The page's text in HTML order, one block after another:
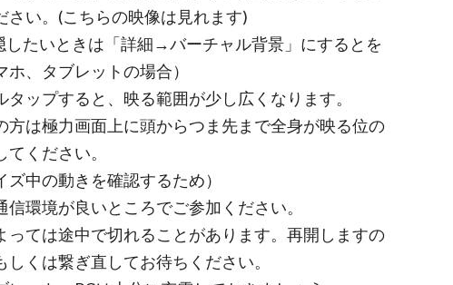
さい。(こちらの映像は見れます)
いときは「詳細→バーチャル背景」にするとを
、タブレットの場合）
プすると、映る範囲が少し広くなります。
は極力画面上に頭からつま先まで全身が映る位の
ください。
中の動きを確認するため）
信環境が良いところでご参加ください。
ては途中で切れることがあります。再開しますの
しくは繋ぎ直してお待ちください。